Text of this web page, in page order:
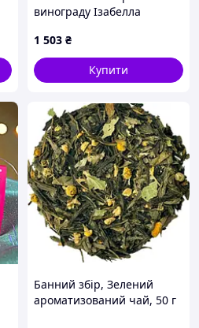
винограду Ізабелла
кг AO, код: 8488918
1 503 ₴
Купити
Банний збір, Зелений
ароматизований чай, 50 г